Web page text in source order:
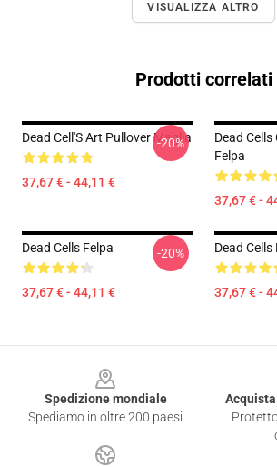
VISUALIZZA ALTRO
Prodotti correlati
Dead Cell'S Art Pullover Maglia
37,67 € - 44,11 €
-20%
Dead
Felpa
37,67 € -
Dead Cells Felpa
37,67 € - 44,11 €
-20% Dead Cells
37,67 € -
Spedizione mondiale
Spediamo in oltre 200 paesi